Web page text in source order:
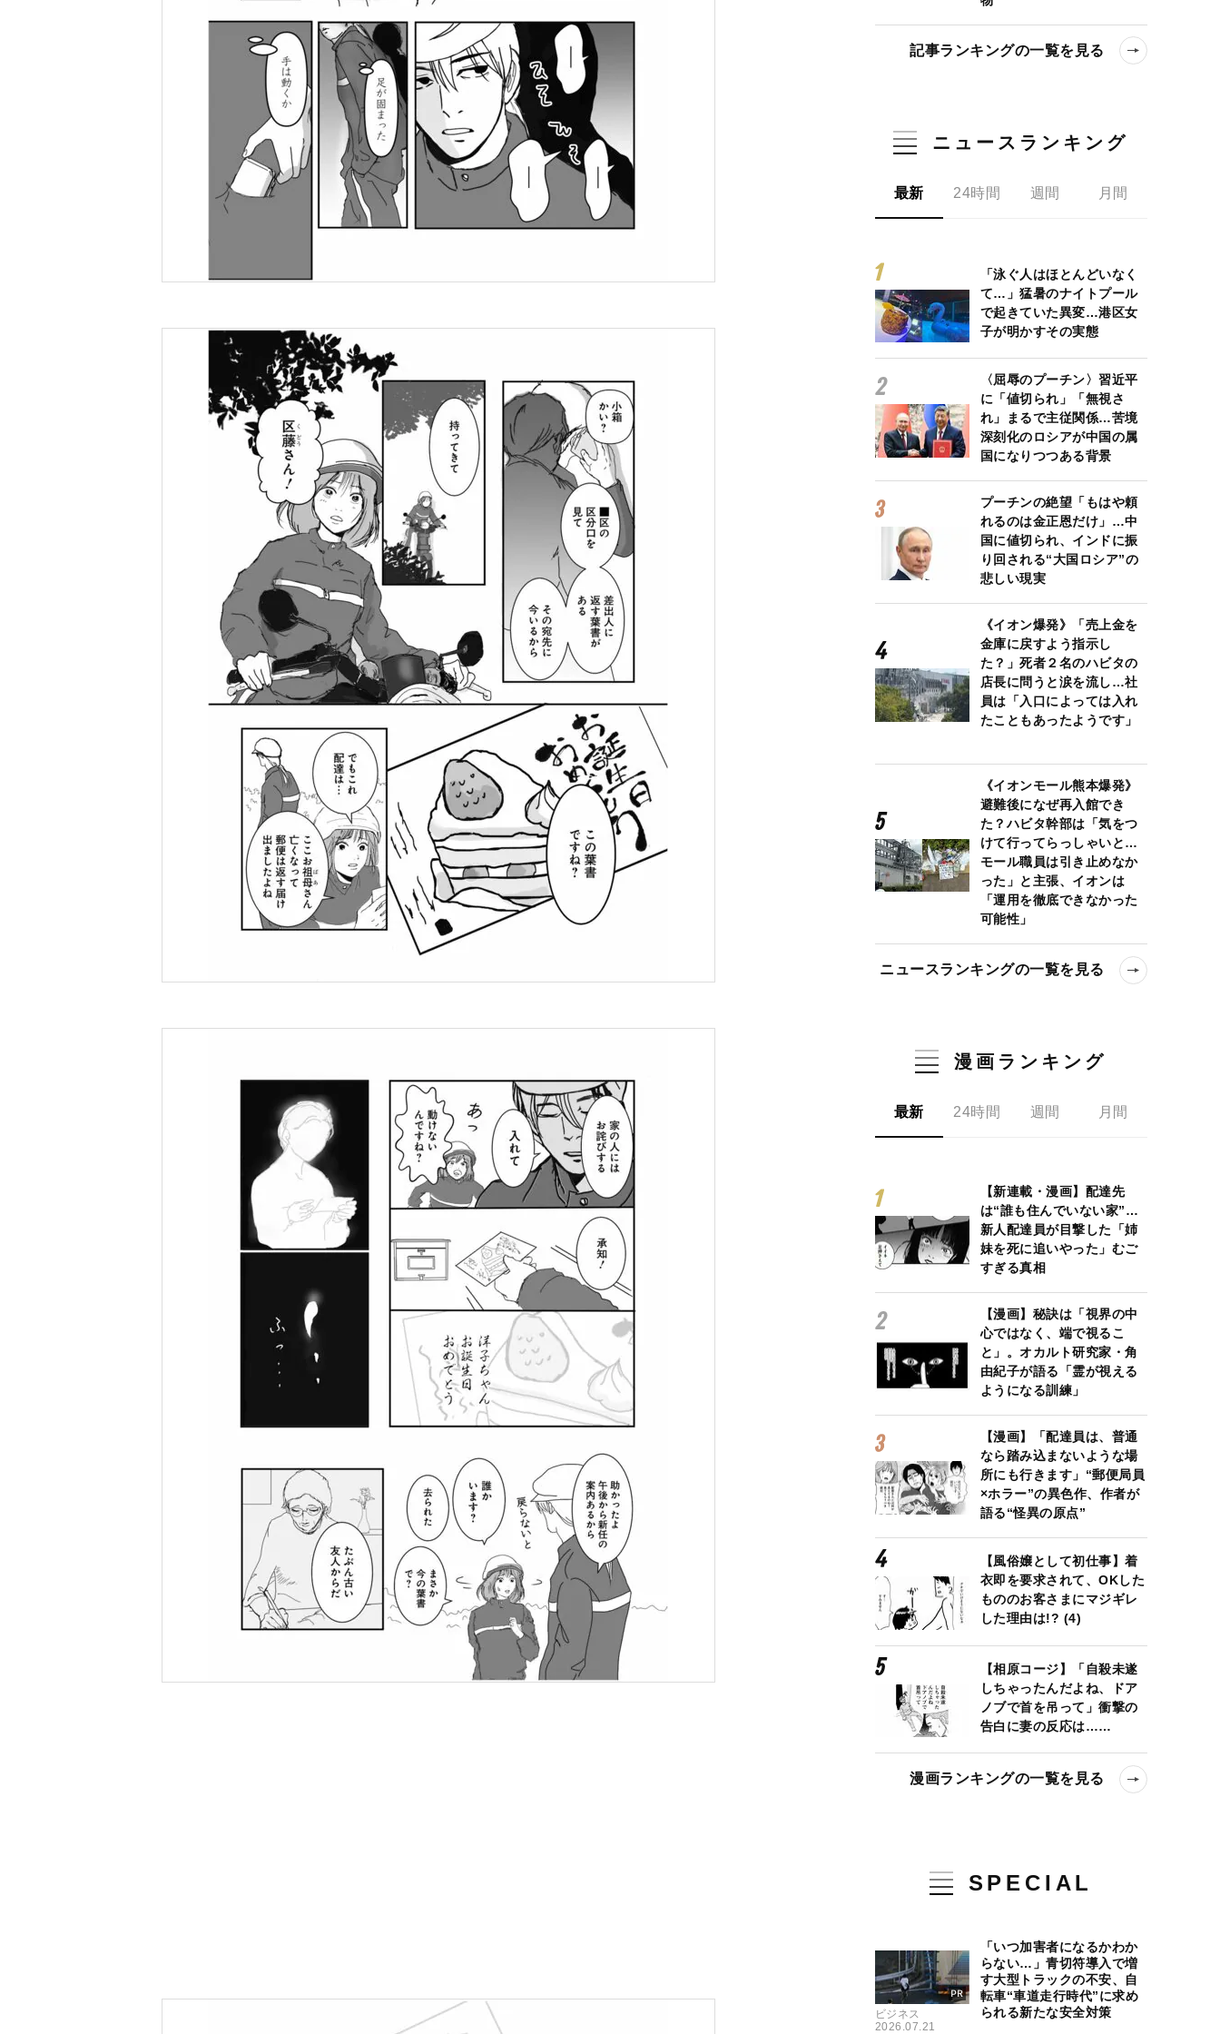
記事ランキングの一覧を見る
ニュースランキング
最新 24時間 週間 月間
「泳ぐ人はほとんどいなく
て…」猛暑のナイトプール
で起きていた異変…港区女
子が明かすその実態
〈屈辱のプーチン〉習近平
に「値切られ」「無視さ
れ」まるで主従関係…苦境
深刻化のロシアが中国の属
国になりつつある背景
プーチンの絶望「もはや頼
れるのは金正恩だけ」…中
国に値切られ、インドに振
り回される“大国ロシア”の
悲しい現実
《イオン爆発》「売上金を
金庫に戻すよう指示し
た？」死者２名のハビタの
店長に問うと涙を流し…社
員は「入口によっては入れ
たこともあったようです」
《イオンモール熊本爆発》
避難後になぜ再入館でき
た？ハビタ幹部は「気をつ
けて行ってらっしゃいと…
モール職員は引き止めなか
った」と主張、イオンは
「運用を徹底できなかった
可能性」
ニュースランキングの一覧を見る
漫画ランキング
最新 24時間 週間 月間
【新連載・漫画】配達先
は“誰も住んでいない家”…
新人配達員が目撃した「姉
妹を死に追いやった」むご
すぎる真相
【漫画】秘訣は「視界の中
心ではなく、端で視るこ
と」。オカルト研究家・角
由紀子が語る「霊が視える
ようになる訓練」
【漫画】「配達員は、普通
なら踏み込まないような場
所にも行きます」“郵便局員
×ホラー”の異色作、作者が
語る“怪異の原点”
【風俗嬢として初仕事】着
衣即を要求されて、OKした
もののお客さまにマジギレ
した理由は!? (4)
【相原コージ】「自殺未遂
しちゃったんだよね、ドア
ノブで首を吊って」衝撃の
告白に妻の反応は……
漫画ランキングの一覧を見る
SPECIAL
ビジネス
2026.07.21
「いつ加害者になるかわか
らない…」青切符導入で増
す大型トラックの不安、自
転車“車道走行時代”に求め
られる新たな安全対策